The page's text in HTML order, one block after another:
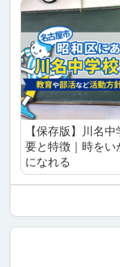
【保存版】川名
要と特徴｜時をい
になれる